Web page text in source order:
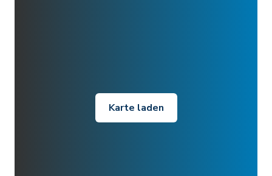
Karte laden